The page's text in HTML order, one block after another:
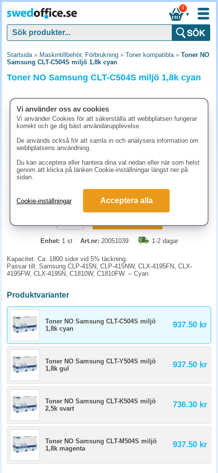
▼
0
Startsida» Maskintillbehör, Förbrukning » Toner kompatibla» Toner NO
Samsung CLT-C504S miljö 1,8k cyan
Toner NO Samsung CLT-C504S miljö 1,8k cyan
937.50 kr (inkl. moms)
Enhet: 1 st Art.nr: 20051039 1-2 dagar
Kapacitet: Ca: 1800 sidor vid 5% täckning.
Passar till: Samsung CLP-415N, CLP-415NW, CLX-4195FN, CLX-
4195FW, CLX-4195N, C1810W, C1810FW. -- Cyan
Produktvarianter
Toner NO Samsung CLT-C504S miljö
1,8k cyan
937.50 kr
Toner NO Samsung CLT-Y504S miljö
1,8k gul
937.50 kr
Toner NO Samsung CLT-K504S miljö
2,5k svart
736.30 kr
Toner NO Samsung CLT-M504S miljö
1,8k magenta
937.50 kr
Vi använder oss av cookies
Vi använder Cookies för att säkerställa att webbplatsen fungerar
korrekt och ge dig bäst användarupplevelse.
De används också för att samla in och analysera information om
webbplatsens användning.
Du kan acceptera eller hantera dina val nedan eller när som helst
genom att klicka på länken Cookie-inställningar längst ner på
sidan.
Cookie-inställningar Acceptera alla